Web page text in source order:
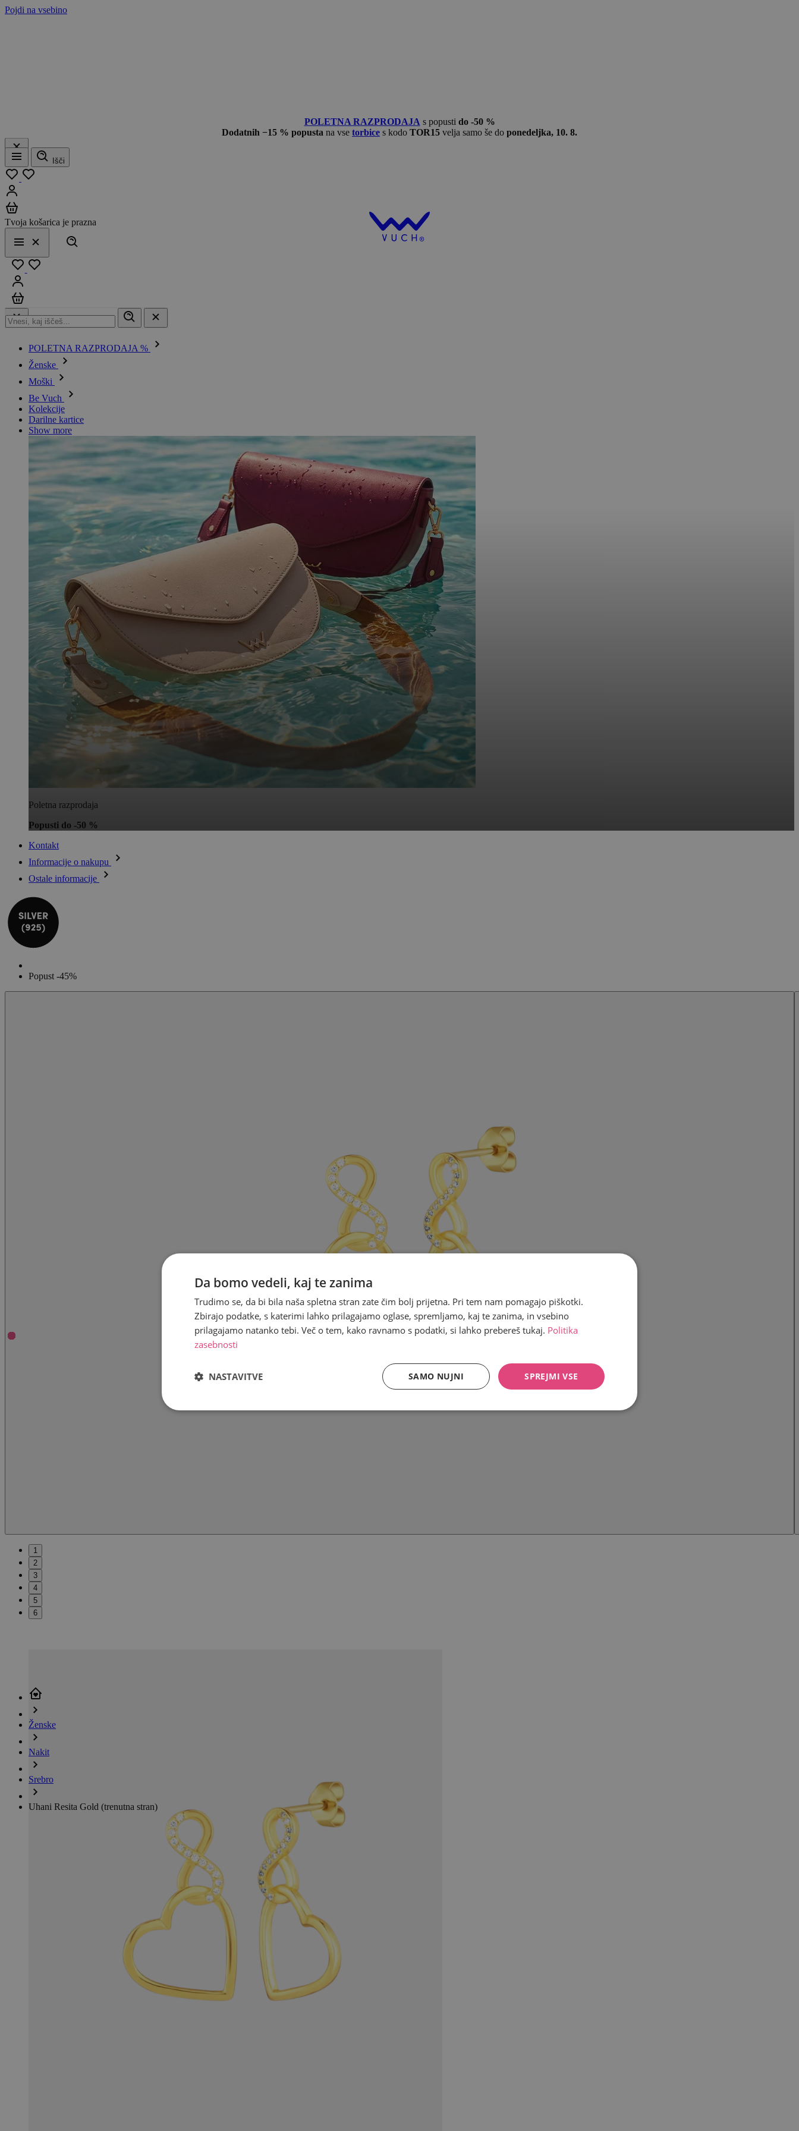
Pojdi na vsebino
POLETNA RAZPRODAJA s popusti do -50 %
Dodatnih −15 % popusta na vse torbice s kodo TOR15 velja samo še do ponedeljka, 10. 8.
Meni
Išči
Tvoja košarica je prazna
Meni
Zapri
POLETNA RAZPRODAJA %
Ženske
Moški
Be Vuch
Kolekcije
Darilne kartice
Show more
Poletna razprodaja
Popusti do -50 %
Kontakt
Informacije o nakupu
Ostale informacije
Ženske
Nakit
Srebro
Uhani Resita Gold (trenutna stran)
Popust -45%
1
2
3
4
5
6
Da bomo vedeli, kaj te zanima
Trudimo se, da bi bila naša spletna stran zate čim bolj prijetna. Pri tem nam pomagajo piškotki.
Zbirajo podatke, s katerimi lahko prilagajamo oglase, spremljamo, kaj te zanima, in vsebino
prilagajamo natanko tebi. Več o tem, kako ravnamo s podatki, si lahko prebereš tukaj. Politika
zasebnosti
SPREJMI VSE
SAMO NUJNI
NASTAVITVE